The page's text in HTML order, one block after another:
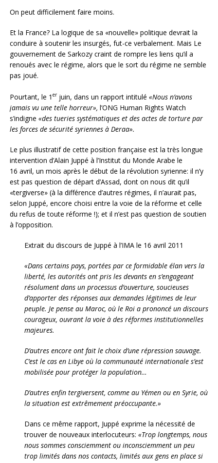
On peut difficilement faire moins.
Et la France? La logique de sa «nouvelle» politique devrait la
conduire à soutenir les insurgés, fut-ce verbalement. Mais Le
gouvernement de Sarkozy craint de rompre les liens qu’il a
renoués avec le régime, alors que le sort du régime ne semble
pas joué.
Pourtant, le 1 erjuin, dans un rapport intitulé «Nous n’avons
jamais vu une telle horreur», l’ONG Human Rights Watch
s’indigne «des tueries systématiques et des actes de torture par
les forces de sécurité syriennes à Deraa».
Le plus illustratif de cette position française est la très longue
intervention d’Alain Juppé à l’Institut du Monde Arabe le
16 avril, un mois après le début de la révolution syrienne: il n’y
est pas question de départ d’Assad, dont on nous dit qu’il
«tergiverse» (à la différence d’autres régimes, il n’aurait pas,
selon Juppé, encore choisi entre la voie de la réforme et celle
du refus de toute réforme !); et il n’est pas question de soutien
à l’opposition.
Extrait du discours de Juppé à l’IMA le 16 avril 2011
«Dans certains pays, portées par ce formidable élan vers la
liberté, les autorités ont pris les devants en s’engageant
résolument dans un processus d’ouverture, soucieuses
d’apporter des réponses aux demandes légitimes de leur
peuple. Je pense au Maroc, où le Roi a prononcé un discours
courageux, ouvrant la voie à des réformes institutionnelles
majeures.
D’autres encore ont fait le choix d’une répression sauvage.
C’est le cas en Libye où la communauté internationale s’est
mobilisée pour protéger la population…
D’autres enfin tergiversent, comme au Yémen ou en Syrie, où
la situation est extrêmement préoccupante.»
Dans ce même rapport, Juppé exprime la nécessité de
trouver de nouveaux interlocuteurs: «Trop longtemps, nous
nous sommes consciemment ou inconsciemment un peu
trop limités dans nos contacts, limités aux gens en place si